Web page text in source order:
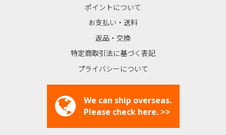
ポイントについて
お支払い・送料
返品・交換
特定商取引法に基づく表記
プライバシーについて
We can ship overseas.
Please check here. >>